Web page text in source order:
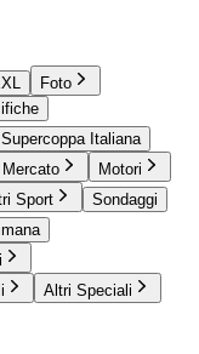
Foto
Supercoppa Italiana
Mercato
Motori
Sport
Sondaggi
Altri Speciali